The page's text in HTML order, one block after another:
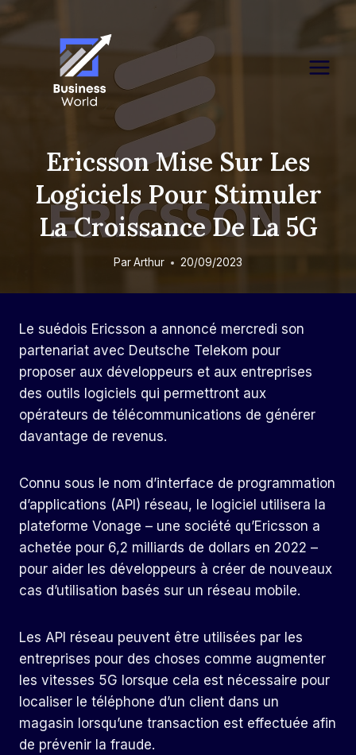
Ericsson Mise Sur Les
Logiciels Pour Stimuler
La Croissance De La 5G
ParArthur 20/09/2023
Le suédois Ericsson a annoncé mercredi son
partenariat avec Deutsche Telekom pour
proposer aux développeurs et aux entreprises
des outils logiciels qui permettront aux
opérateurs de télécommunications de générer
davantage de revenus.
Connu sous le nom d’interface de programmation
d’applications (API) réseau, le logiciel utilisera la
plateforme Vonage – une société qu’Ericsson a
achetée pour 6,2 milliards de dollars en 2022 –
pour aider les développeurs à créer de nouveaux
cas d’utilisation basés sur un réseau mobile.
Les API réseau peuvent être utilisées par les
entreprises pour des choses comme augmenter
les vitesses 5G lorsque cela est nécessaire pour
localiser le téléphone d’un client dans un
magasin lorsqu’une transaction est effectuée afin
de prévenir la fraude.